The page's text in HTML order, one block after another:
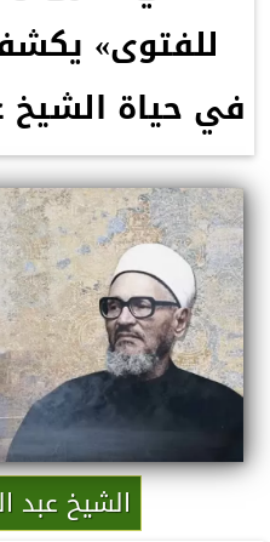
للفتوى»
في حياة الشيخ
الشيخ عبد